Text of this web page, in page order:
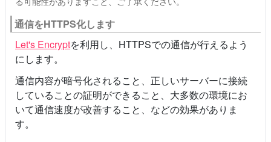
通信をHTTPS化します
Let's Encryptを利用し、HTTPSでの通信が行えるよう
にします。
通信内容が暗号化されること、正しいサーバーに接続
していることの証明ができること、大多数の環境にお
いて通信速度が改善すること、などの効果がありま
す。